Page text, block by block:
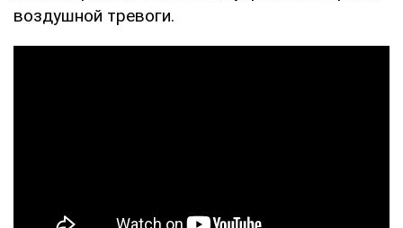
воздушной тревоги.